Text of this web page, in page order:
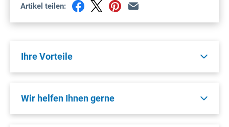
Artikel teilen:
Ihre Vorteile
Wir helfen Ihnen gerne